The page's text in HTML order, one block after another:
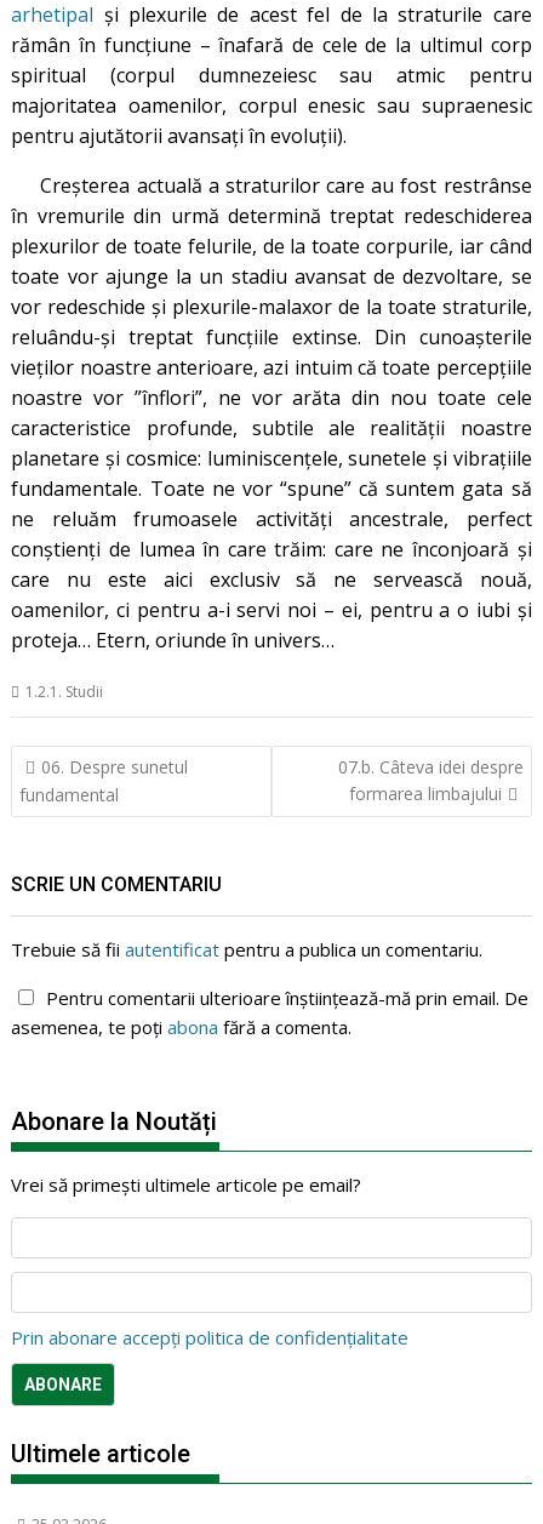
arhetipal și plexurile de acest fel de la straturile care
rămân în funcțiune – înafară de cele de la ultimul corp
spiritual (corpul dumnezeiesc sau atmic pentru
majoritatea oamenilor, corpul enesic sau supraenesic
pentru ajutătorii avansați în evoluții).
Creşterea actuală a straturilor care au fost restrânse
în vremurile din urmă determină treptat redeschiderea
plexurilor de toate felurile, de la toate corpurile, iar când
toate vor ajunge la un stadiu avansat de dezvoltare, se
vor redeschide şi plexurile-malaxor de la toate straturile,
reluându-şi treptat funcţiile extinse. Din cunoaşterile
vieților noastre anterioare, azi intuim că toate percepțiile
noastre vor ”înflori”, ne vor arăta din nou toate cele
caracteristice profunde, subtile ale realității noastre
planetare și cosmice: luminiscențele, sunetele și vibrațiile
fundamentale. Toate ne vor “spune” că suntem gata să
ne reluăm frumoasele activităţi ancestrale, perfect
conştienţi de lumea în care trăim: care ne înconjoară şi
care nu este aici exclusiv să ne servească nouă,
oamenilor, ci pentru a-i servi noi – ei, pentru a o iubi şi
proteja… Etern, oriunde în univers…
1.2.1. Studii
Navigare
în
articole
06. Despre sunetul
fundamental
07.b. Câteva idei despre
formarea limbajului
SCRIE UN COMENTARIU
Trebuie să fiiautentificat pentru a publica un comentariu.
Pentru comentarii ulterioare înștiințează-mă prin email. De
asemenea, te poțiabona fără a comenta.
Abonare la Noutăți
Vrei să primești ultimele articole pe email?
Prin abonare accepți politica de confidențialitate
Ultimele articole